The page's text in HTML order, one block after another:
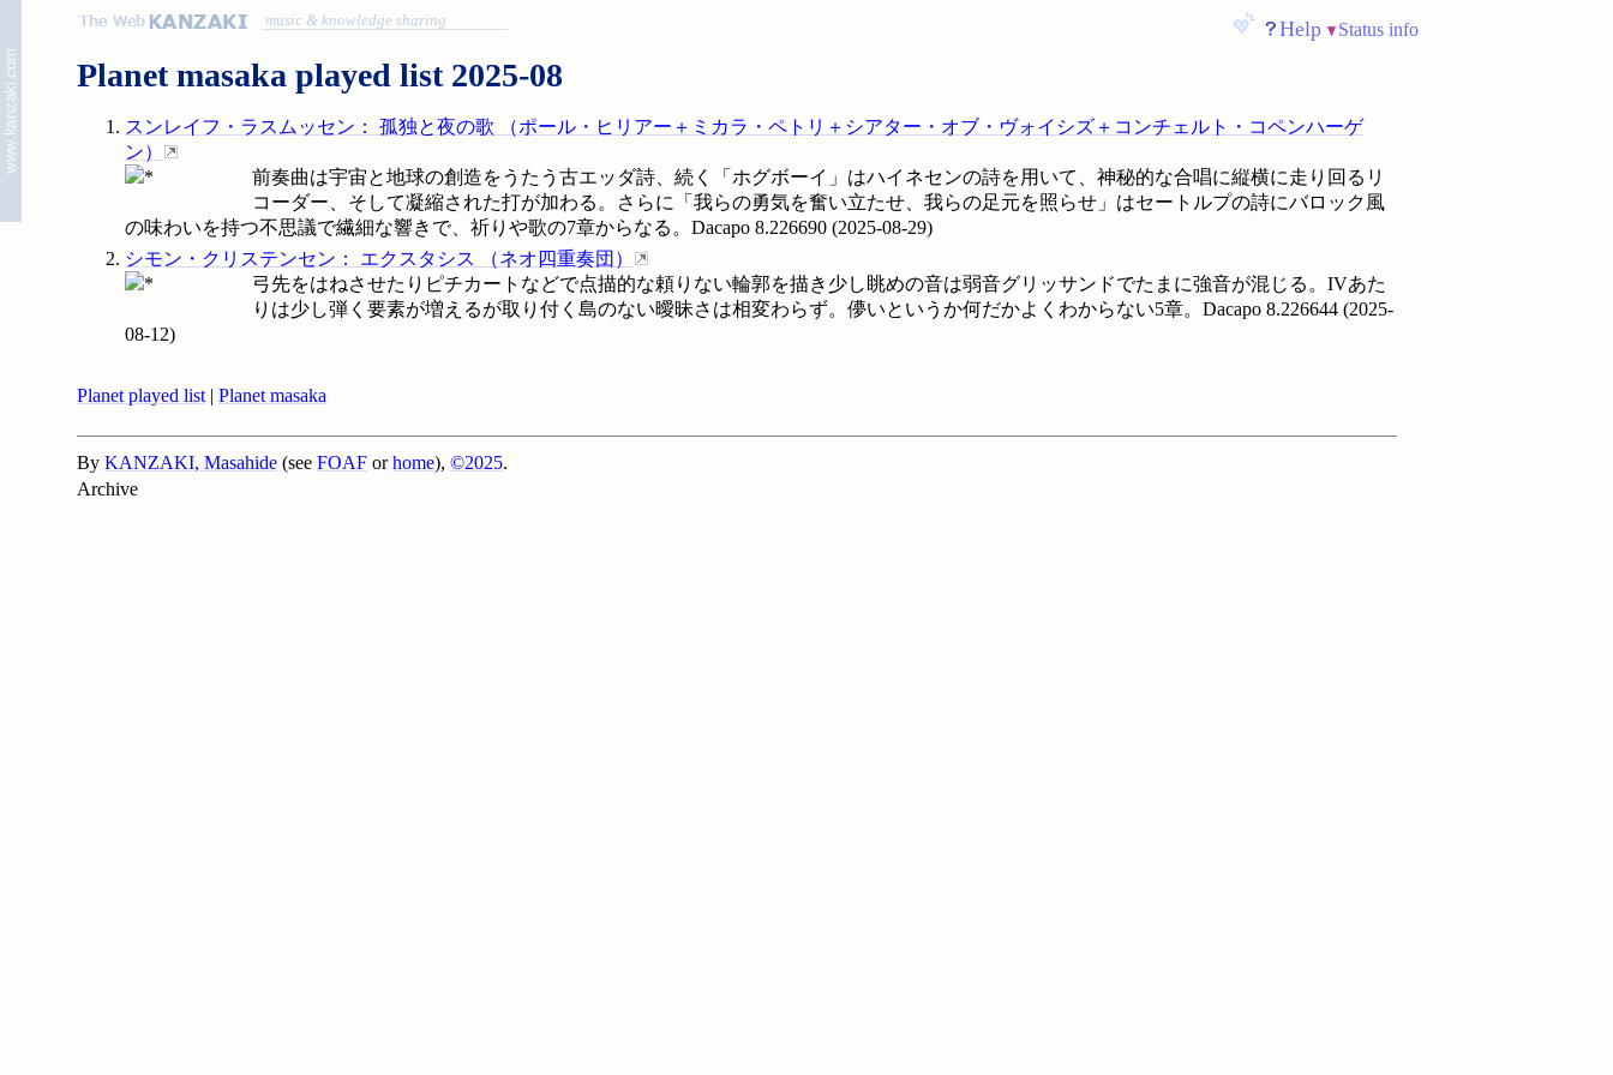
Help Status info
music & knowledge sharing
Planet masaka played list 2025-08
スンレイフ・ラスムッセン ： 孤独と夜の歌 （ポール・ヒリアー＋ミカラ・ペトリ＋シアター・オブ・ヴォイシズ＋コンチェルト・コペンハーゲ
ン）
前奏曲は宇宙と地球の創造をうたう古エッダ詩、続く「ホグボーイ」はハイネセンの詩を用いて、神秘的な合唱に縦横に走り回るリ
コーダー、そして凝縮された打が加わる。さらに「我らの勇気を奮い立たせ、我らの足元を照らせ」はセートルプの詩にバロック風
の味わいを持つ不思議で繊細な響きで、祈りや歌の7章からなる。Dacapo 8.226690 (2025-08-29)
シモン・クリステンセン ： エクスタシス （ネオ四重奏団 ）
弓先をはねさせたりピチカートなどで点描的な頼りない輪郭を描き少し眺めの音は弱音グリッサンドでたまに強音が混じる。IVあた
りは少し弾く要素が増えるが取り付く島のない曖昧さは相変わらず。儚いというか何だかよくわからない5章。Dacapo 8.226644 (2025-
08-12)
Planet played list | Planet masaka
By KANZAKI, Masahide (see FOAF orhome), ©2025.
Archive